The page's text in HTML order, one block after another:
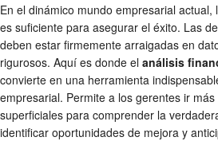
En el dinámico mundo empresarial
es suficiente para asegurar el éxito. Las
deben estar firmemente arraigadas en
rigurosos. Aquí es donde el análisis
convierte en una herramienta
empresarial. Permite a los gerentes ir
superficiales para comprender la
identificar oportunidades de mejora y